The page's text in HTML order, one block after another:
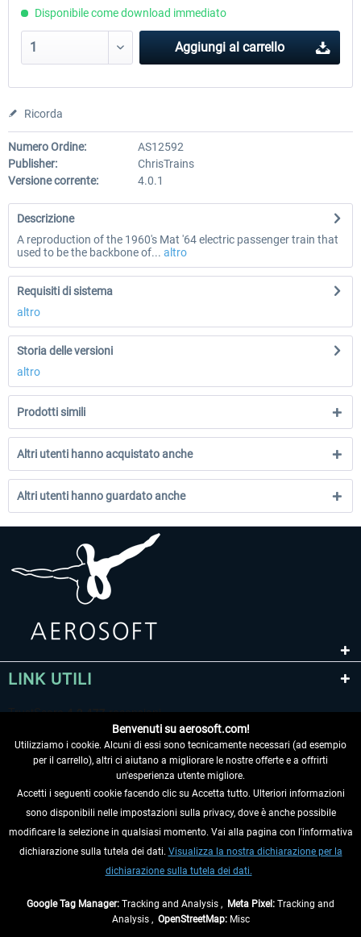
Disponibile come download immediato
Aggiungi al carrello
Ricorda
Numero Ordine:
AS12592
Publisher:
ChrisTrains
Versione corrente:
4.0.1
Descrizione
A reproduction of the 1960's Mat '64 electric passenger train that
used to be the backbone of... altro
Requisiti di sistema
altro
Storia delle versioni
altro
Prodotti simili
Altri utenti hanno acquistato anche
Altri utenti hanno guardato anche
LINK UTILI
RECEDERE DAL CONTRATTO
INFORMAZIONI
Benvenuti su aerosoft.com!
Utilizziamo i cookie. Alcuni di essi sono tecnicamente necessari (ad esempio
per il carrello), altri ci aiutano a migliorare le nostre offerte e a offrirti
un'esperienza utente migliore.
Accetti i seguenti cookie facendo clic su Accetta tutto. Ulteriori informazioni
sono disponibili nelle impostazioni sulla privacy, dove è anche possibile
modificare la selezione in qualsiasi momento. Vai alla pagina con l'informativa
dichiarazione sulla tutela dei dati. Visualizza la nostra dichiarazione per la
dichiarazione sulla tutela dei dati.
Google Tag Manager: Tracking and Analysis , Meta Pixel: Tracking and
Analysis , OpenStreetMap:Misc